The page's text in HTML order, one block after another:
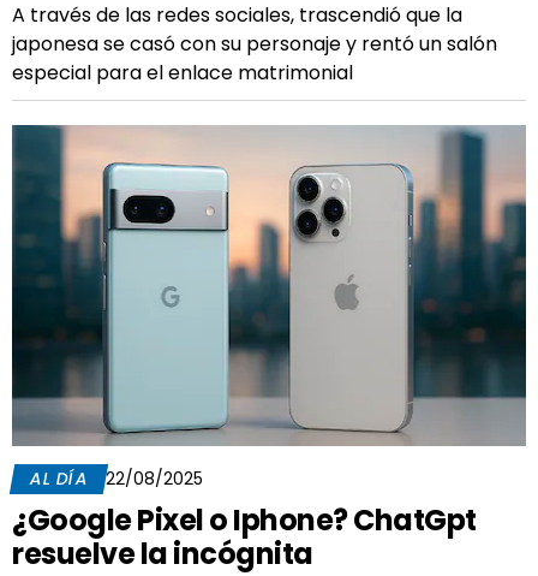
A través de las redes sociales, trascendió que la
japonesa se casó con su personaje y rentó un salón
especial para el enlace matrimonial
AL DÍA 22/08/2025
¿Google Pixel o Iphone? ChatGpt
resuelve la incógnita